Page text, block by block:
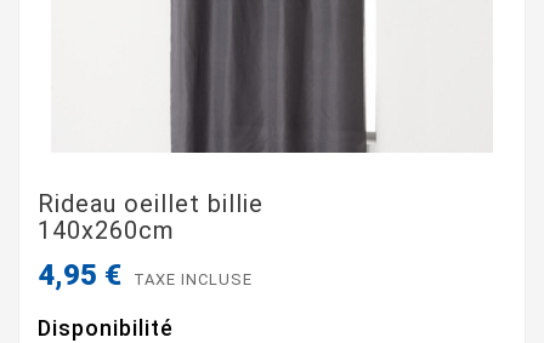
Rideau oeillet billie
140x260cm
4,95 € TAXE INCLUSE
Disponibilité